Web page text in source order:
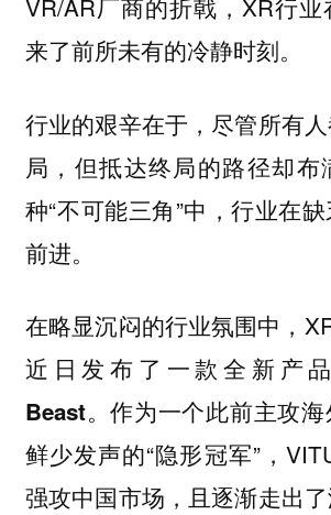
来了前所未有的冷静时刻。
行业的艰辛在于，尽管所有
局，但抵达终局的路径却布
种“不可能三角”中，行业在
前进。
在略显沉闷的行业氛围中，
近日发布了一款全新产
Beast。作为一个此前主攻海
鲜少发声的“隐形冠军”，
强攻中国市场，且逐渐走出